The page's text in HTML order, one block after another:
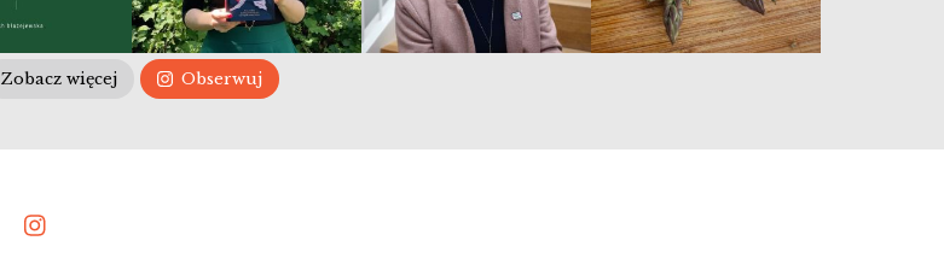
Zobacz więcej Obserwuj